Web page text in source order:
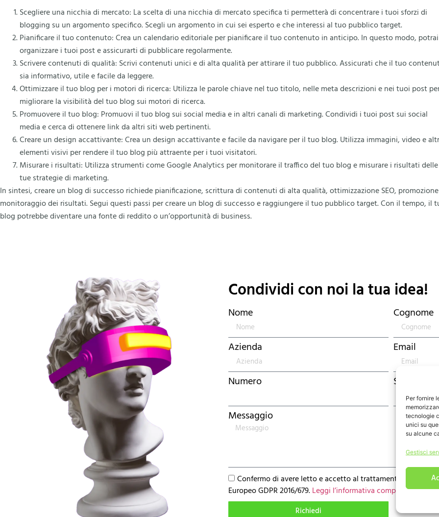
Per fornire
tecnologie
unici su
su alcune
Gestisci
Scegliere una nicchia di mercato: La scelta di una nicchia di mercato specifica ti permetterà di concentrare i tuoi sforzi di
blogging su un argomento specifico. Scegli un argomento in cui sei esperto e che interessi al tuo pubblico target.
Pianificare il tuo contenuto: Crea un calendario editoriale per pianificare il tuo contenuto in anticipo. In questo modo, potrai
organizzare i tuoi post e assicurarti di pubblicare regolarmente.
Scrivere contenuti di qualità: Scrivi contenuti unici e di alta qualità per attirare il tuo pubblico. Assicurati che il tuo
sia informativo, utile e facile da leggere.
Ottimizzare il tuo blog per i motori di ricerca: Utilizza le parole chiave nel tuo titolo, nelle meta descrizioni e nei tuoi post
migliorare la visibilità del tuo blog sui motori di ricerca.
Promuovere il tuo blog: Promuovi il tuo blog sui social media e in altri canali di marketing. Condividi i tuoi post sui social
media e cerca di ottenere link da altri siti web pertinenti.
Creare un design accattivante: Crea un design accattivante e facile da navigare per il tuo blog. Utilizza immagini, video e
elementi visivi per rendere il tuo blog più attraente per i tuoi visitatori.
Misurare i risultati: Utilizza strumenti come Google Analytics per monitorare il traffico del tuo blog e misurare i risultati delle
tue strategie di marketing.
In sintesi, creare un blog di successo richiede pianificazione, scrittura di contenuti di alta qualità, ottimizzazione SEO,
monitoraggio dei risultati. Segui questi passi per creare un blog di successo e raggiungere il tuo pubblico target. Con il tempo, il
blog potrebbe diventare una fonte di reddito o un’opportunità di business.
Condividi con noi la tua idea!
Nome Cognome
Azienda Email
Numero Settore
Messaggio
Confermo di avere letto e accetto al trattamento dei miei
Europeo GDPR 2016/679.Leggi l’informativa completa
Richiedi